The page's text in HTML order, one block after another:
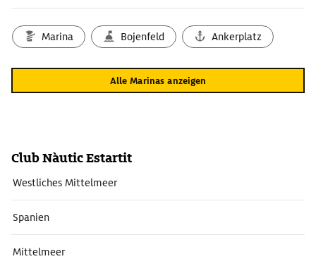
Marina Bojenfeld Ankerplatz
Alle Marinas anzeigen
Club Nàutic Estartit
Westliches Mittelmeer
Spanien
Mittelmeer